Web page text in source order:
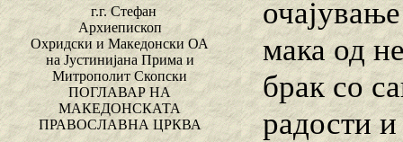
г.г. Стефан
Архиепископ
Охридски и Македонски ОА
на Јустинијана Прима и
Митрополит Скопски
ПОГЛАВАР НА
МАКЕДОНСКАТА
ПРАВОСЛАВНА ЦРКВА
мака од
брак со
радости